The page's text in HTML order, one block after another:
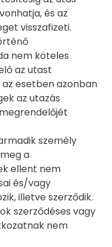
és az
visszafizeti.
nem köteles
az utast
esetben azonban
az utazás
személy
a
ellent nem
és/vagy
illetve szerződik.
szerződéses vagy
nem